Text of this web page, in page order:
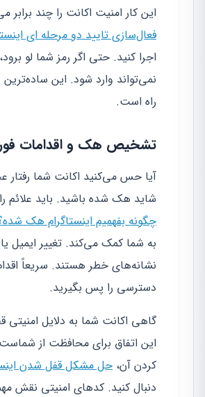
این کار امنیت اکانت را چند برابر
فعال‌سازی تایید دو مرحله ای
اجرا کنید. حتی اگر رمز شما لو
نمی‌تواند وارد شود. این ساده‌ترین
راه است.
تشخیص هک و اقدامات
آیا حس می‌کنید اکانت شما رفتار
شاید هک شده باشید. باید علائم
چگونه بفهمیم اینستاگرام هک
به شما کمک می‌کند. تغییر ایمیل
نشانه‌های خطر هستند. سریعاً
دسترسی را پس بگیرید.
گاهی اکانت شما به دلایل
این اتفاق برای محافظت از
کردن آن، حل مشکل قفل شدن
دنبال کنید. کدهای امنیتی نقش